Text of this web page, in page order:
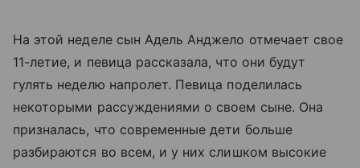
На этой неделе сын Адель Анджело отмечает свое
11-летие, и певица рассказала, что они будут
гулять неделю напролет. Певица поделилась
некоторыми рассуждениями о своем сыне. Она
призналась, что современные дети больше
разбираются во всем, и у них слишком высокие